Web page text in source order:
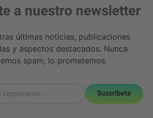
a nuestro newsletter
últimas noticias, publicaciones
y aspectos destacados. Nunca
spam, lo prometemos.
Suscríbete